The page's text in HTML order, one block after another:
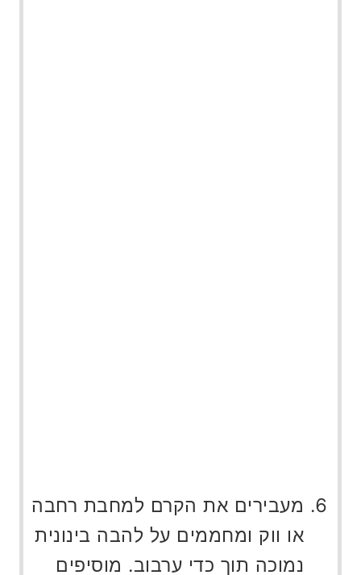
מעבירים את הקרם למחבת רחבה
או ווק ומחממים על להבה בינונית
נמוכה תוך כדי ערבוב. מוסיפים